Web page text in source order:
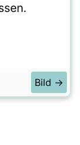
Bild →